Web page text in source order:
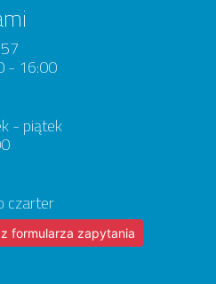
- 16:00
- piątek
czarter
formularza zapytania